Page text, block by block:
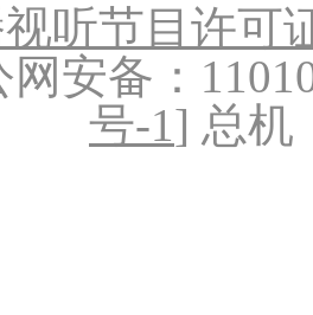
听节目许可
安备：
号-1] 总机